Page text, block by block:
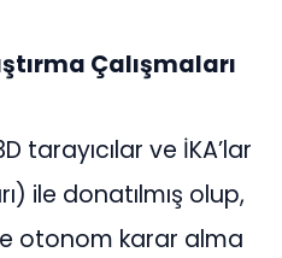
Çalışmaları
tarayıcılar ve İKA’lar
ile donatılmış olup,
otonom karar alma